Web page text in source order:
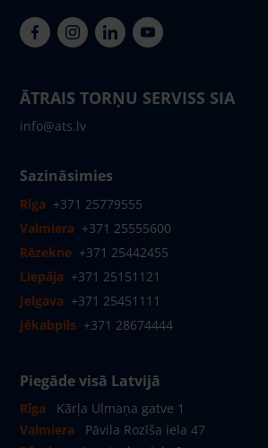
ĀTRAIS TORŅU SERVISS SIA
info@ats.lv
Sazināsimies
Rīga +371 25779555
Valmiera +371 25555600
Rēzekne +371 25442455
Liepāja +371 25151121
Jelgava +371 25451111
Jēkabpils +371 28674444
Piegāde visā Latvijā
Rīga
Kārļa Ulmaņa gatve 1
Valmiera
Pāvila Rozīša iela 47